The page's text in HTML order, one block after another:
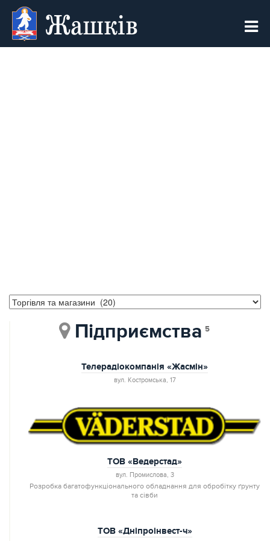
Жашків
Підприємства 5
Телерадіокомпанія «Жасмін»
вул. Костромська, 17
ТОВ «Ведерстад»
вул. Промислова, 3
Розробка багатофункціонального обладнання для обробітку ґрунту
та сівби
ТОВ «Дніпроінвест-ч»